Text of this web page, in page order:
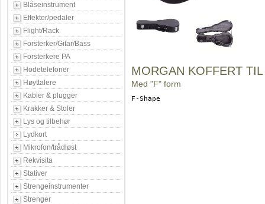
Blåseinstrument
Effekter/pedaler
Flight/Rack
Forsterker/Gitar/Bass
Forsterkere PA
Hodetelefoner
Høyttalere
Kabler & plugger
Krakker & Stoler
Lys og tilbehør
Lydkort
Mikrofon/trådløst
Rekvisita
Stativer
Strengeinstrumenter
Strenger
MORGAN KOFFERT
Med "F" form
F-Shape